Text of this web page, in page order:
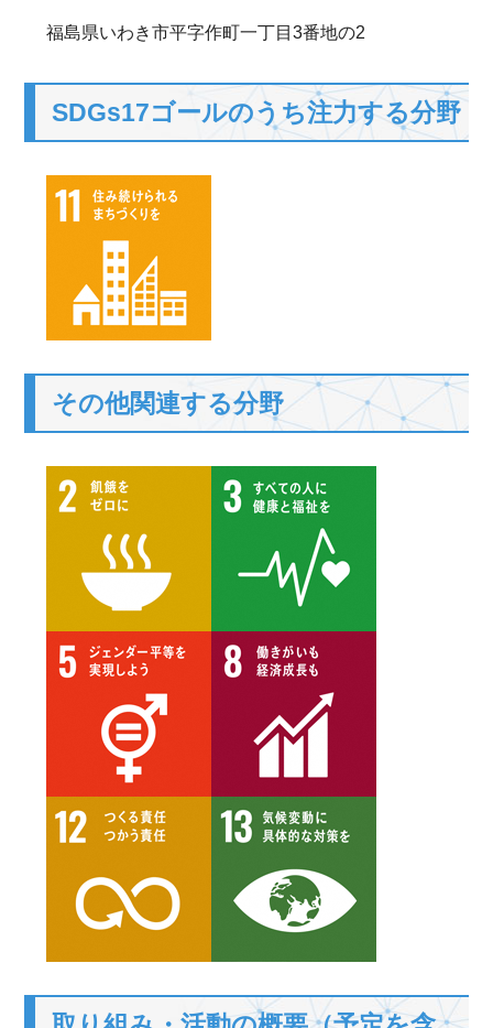
福島県いわき市平字作町一丁目3番地の2
SDGs17ゴールのうち注力する分野
その他関連する分野